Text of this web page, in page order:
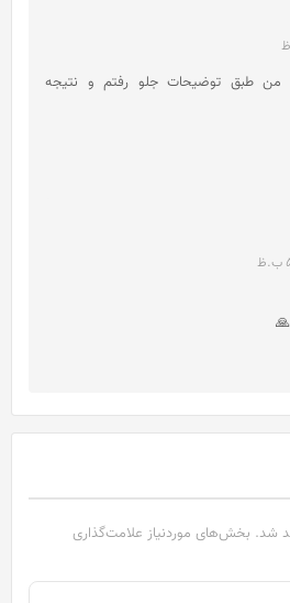
من طبق توضیحات جلو رفتم و نتیجه
شد. بخش‌های موردنیاز علامت‌گذاری